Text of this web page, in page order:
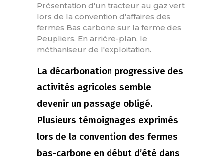
Présentation d'un tracteur au gaz vert
lors de la convention d'affaires des
fermes Bas carbone sur la ferme des
Peupliers. En arrière-plan, le
méthaniseur de l'exploitation.
La décarbonation progressive des
activités agricoles semble
devenir un passage obligé.
Plusieurs témoignages exprimés
lors de la convention des fermes
bas-carbone en début d’été dans